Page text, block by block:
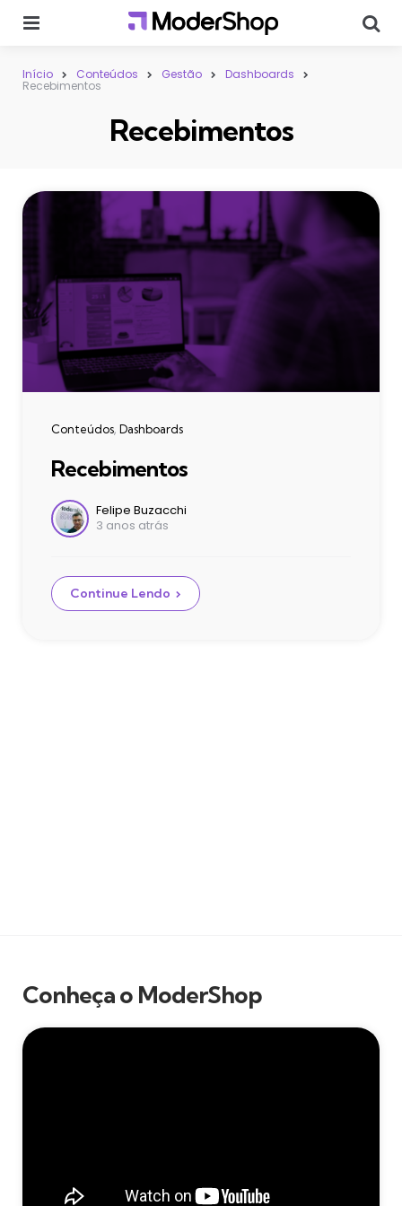
Início Conteúdos Gestão Dashboards
Recebimentos
Recebimentos
Categories
Conteúdos Dashboards
Recebimentos
Postado
por
Felipe Buzacchi
3 anos atrás
Continue Lendo
Conheça o ModerShop